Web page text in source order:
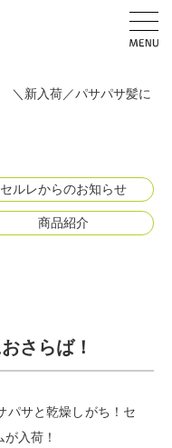
＼新入荷／パサパサ髪に
セルレからのお知らせ
商品紹介
さらば！
パサと乾燥しがち！セ
入荷！